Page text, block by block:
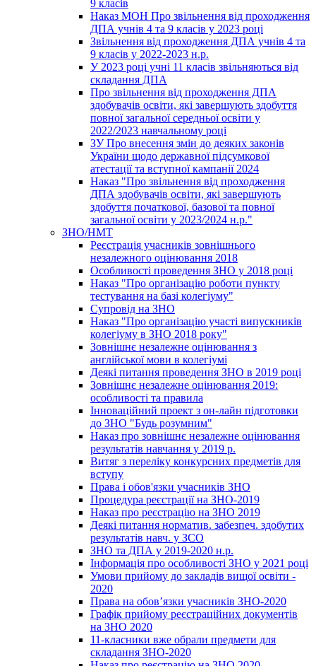
9 класів
Наказ МОН Про звільнення від проходження
ДПА учнів 4 та 9 класів у 2023 році
Звільнення від проходження ДПА учнів 4 та
9 класів у 2022-2023 н.р.
У 2023 році учні 11 класів звільняються від
складання ДПА
Про звільнення від проходження ДПА
здобувачів освіти, які завершують здобуття
повної загальної середньої освіти у
2022/2023 навчальному році
ЗУ Про внесення змін до деяких законів
України щодо державної підсумкової
атестації та вступної кампанії 2024
Наказ "Про звільнення від проходження
ДПА здобувачів освіти, які завершують
здобуття початкової, базової та повної
загальної освіти у 2023/2024 н.р."
ЗНО/НМТ
Реєстрація учасників зовнішнього
незалежного оцінювання 2018
Особливості проведення ЗНО у 2018 році
Наказ "Про організацію роботи пункту
тестування на базі колегіуму"
Супровід на ЗНО
Наказ "Про організацію участі випускників
колегіуму в ЗНО 2018 року"
Зовнішнє незалежне оцінювання з
англійської мови в колегіумі
Деякі питання проведення ЗНО в 2019 році
Зовнішнє незалежне оцінювання 2019:
особливості та правила
Інноваційний проект з он-лайн підготовки
до ЗНО "Будь розумним"
Наказ про зовнішнє незалежне оцінювання
результатів навчання у 2019 р.
Витяг з переліку конкурсних предметів для
вступу
Права і обов'язки учасників ЗНО
Процедура реєстрації на ЗНО-2019
Наказ про реєстрацію на ЗНО 2019
Деякі питання норматив. забезпеч. здобутих
результатів навч. у ЗСО
ЗНО та ДПА у 2019-2020 н.р.
Інформація про особливості ЗНО у 2021 році
Умови прийому до закладів вищої освіти -
2020
Права на обов’язки учасників ЗНО-2020
Графік прийому реєстраційних документів
на ЗНО 2020
11-класники вже обрали предмети для
складання ЗНО-2020